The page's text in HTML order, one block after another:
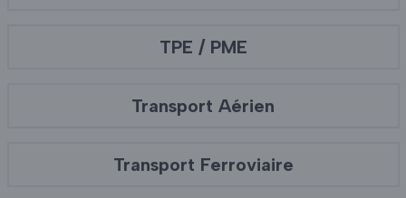
TPE / PME
Transport Aérien
Transport Ferroviaire